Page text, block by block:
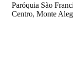
Paróquia São
Centro, Monte